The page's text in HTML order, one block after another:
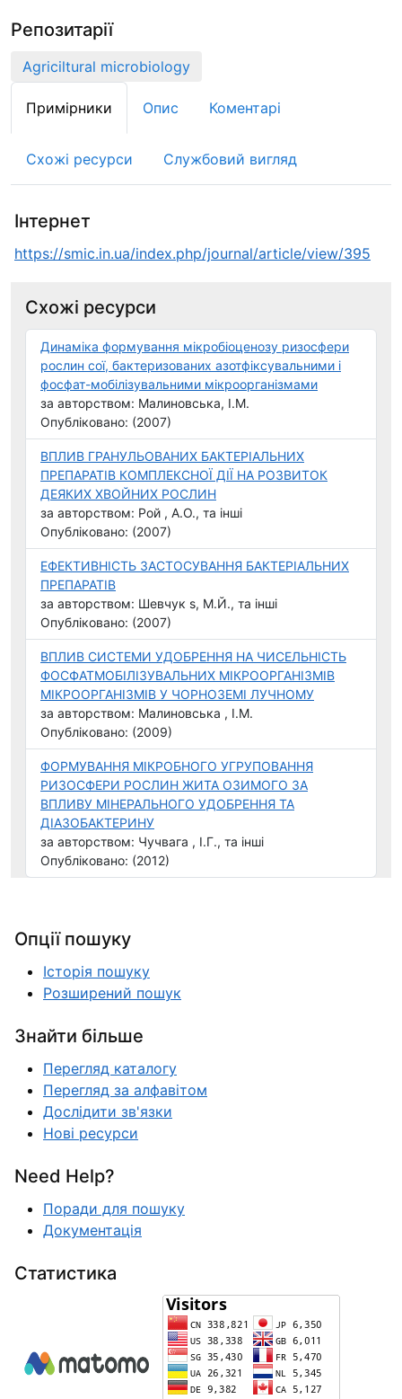
Репозитарії
Agriciltural microbiology
Примірники Опис Коментарі
Схожі ресурси Службовий вигляд
Інтернет
https://smic.in.ua/index.php/journal/article/view/395
Схожі ресурси
Динаміка формування мікробіоценозу ризосфери
рослин сої, бактеризованих азотфіксувальними і
фосфат-мобілізувальними мікроорганізмами
за авторством: Малиновська, І.М.
Опубліковано: (2007)
ВПЛИВ ГРАНУЛЬОВАНИХ БАКТЕРІАЛЬНИХ
ПРЕПАРАТІВ КОМПЛЕКСНОЇ ДІЇ НА РОЗВИТОК
ДЕЯКИХ ХВОЙНИХ РОСЛИН
за авторством: Рой , А.О., та інші
Опубліковано: (2007)
ЕФЕКТИВНІСТЬ ЗАСТОСУВАННЯ БАКТЕРІАЛЬНИХ
ПРЕПАРАТІВ
за авторством: Шевчук s, М.Й., та інші
Опубліковано: (2007)
ВПЛИВ СИСТЕМИ УДОБРЕННЯ НА ЧИСЕЛЬНІСТЬ
ФОСФАТМОБІЛІЗУВАЛЬНИХ МІКРООРГАНІЗМІВ
МІКРООРГАНІЗМІВ У ЧОРНОЗЕМІ ЛУЧНОМУ
за авторством: Малиновська , І.М.
Опубліковано: (2009)
ФОРМУВАННЯ МІКРОБНОГО УГРУПОВАННЯ
РИЗОСФЕРИ РОСЛИН ЖИТА ОЗИМОГО ЗА
ВПЛИВУ МІНЕРАЛЬНОГО УДОБРЕННЯ ТА
ДІАЗОБАКТЕРИНУ
за авторством: Чучвага , І.Г., та інші
Опубліковано: (2012)
Опції пошуку
Історія пошуку
Розширений пошук
Знайти більше
Перегляд каталогу
Перегляд за алфавітом
Дослідити зв'язки
Нові ресурси
Need Help?
Поради для пошуку
Документація
Статистика